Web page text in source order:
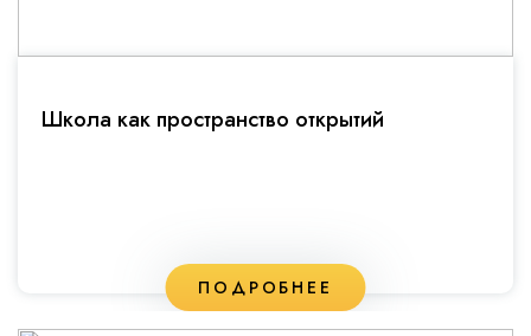
Школа как пространство открытий
ПОДРОБНЕЕ